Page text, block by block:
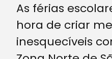
As férias
hora de criar
inesquecíveis